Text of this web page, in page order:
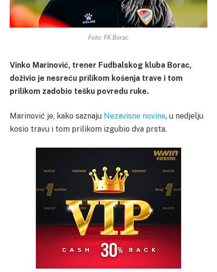
Foto: FK Borac
Vinko Marinović, trener Fudbalskog kluba Borac,
doživio je nesreću prilikom košenja trave i tom
prilikom zadobio tešku povredu ruke.
Marinović je, kako saznaju Nezavisne novine, u nedjelju
kosio travu i tom prilikom izgubio dva prsta.